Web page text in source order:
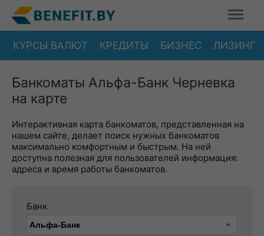
КУРСЫ ВАЛЮТ КРЕДИТЫ БИЗНЕС ЛИЗИНГ
Банкоматы Альфа-Банк Черневка
на карте
Интерактивная карта банкоматов, представленная на
нашем сайте, делает поиск нужных банкоматов
максимально комфортным и быстрым. На ней
доступна полезная для пользователей информация:
адреса и время работы банкоматов.
Банк